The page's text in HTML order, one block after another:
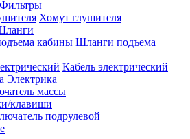
Фильтры
Хомут глушителя
Шланги подъема
Кабель электрический
Электрика
массы
клавиши
подрулевой